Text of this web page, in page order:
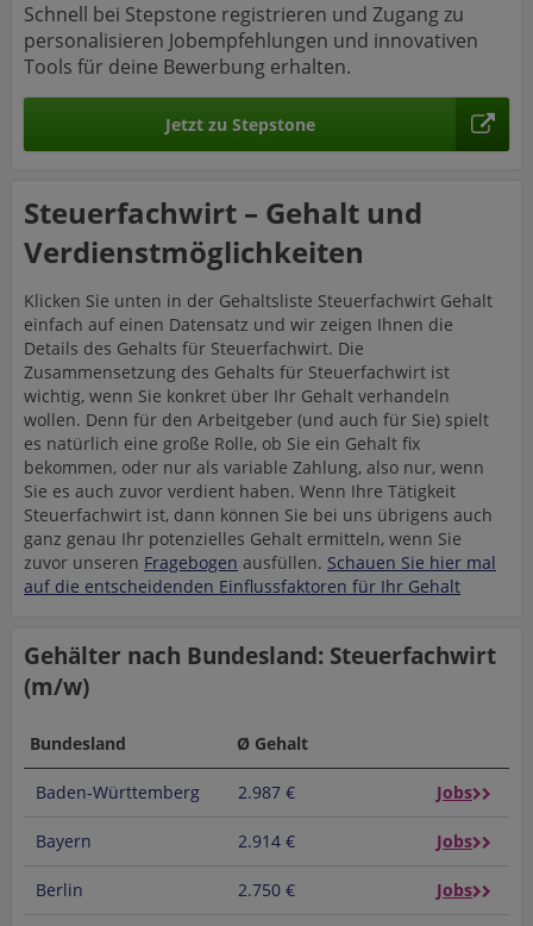
Schnell bei Stepstone registrieren und Zugang zu
personalisieren Jobempfehlungen und innovativen
Tools für deine Bewerbung erhalten.
Jetzt zu Stepstone
Steuerfachwirt – Gehalt und
Verdienstmöglichkeiten
Klicken Sie unten in der Gehaltsliste Steuerfachwirt Gehalt
einfach auf einen Datensatz und wir zeigen Ihnen die
Details des Gehalts für Steuerfachwirt. Die
Zusammensetzung des Gehalts für Steuerfachwirt ist
wichtig, wenn Sie konkret über Ihr Gehalt verhandeln
wollen. Denn für den Arbeitgeber (und auch für Sie) spielt
es natürlich eine große Rolle, ob Sie ein Gehalt fix
bekommen, oder nur als variable Zahlung, also nur, wenn
Sie es auch zuvor verdient haben. Wenn Ihre Tätigkeit
Steuerfachwirt ist, dann können Sie bei uns übrigens auch
ganz genau Ihr potenzielles Gehalt ermitteln, wenn Sie
zuvor unseren Fragebogen ausfüllen. Schauen Sie hier mal
auf die entscheidenden Einflussfaktoren für Ihr Gehalt
Gehälter nach Bundesland: Steuerfachwirt
(m/w)
Bundesland Ø Gehalt
Baden-Württemberg 2.987 € Jobs
Bayern 2.914 € Jobs
Berlin 2.750 € Jobs